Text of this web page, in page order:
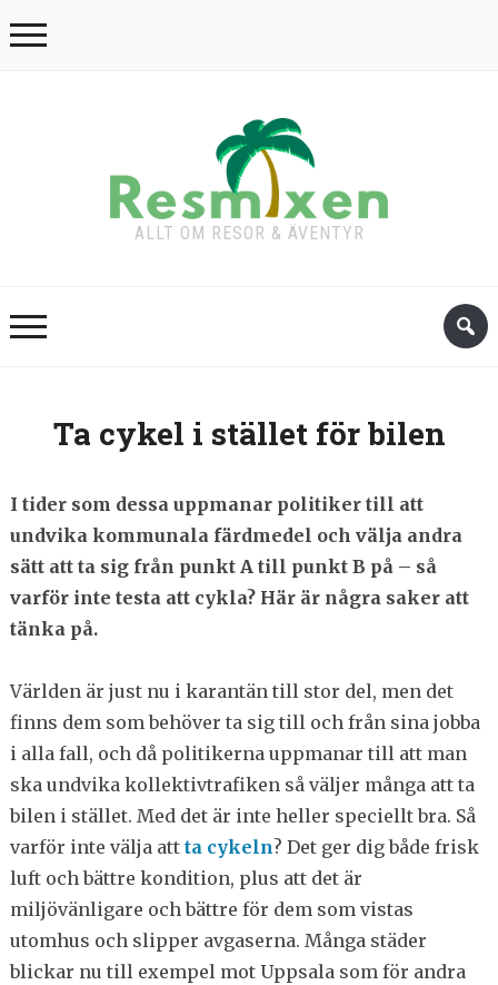
ALLT OM RESOR & ÄVENTYR
Ta cykel i stället för bilen
I tider som dessa uppmanar politiker till att
undvika kommunala färdmedel och välja andra
sätt att ta sig från punkt A till punkt B på – så
varför inte testa att cykla? Här är några saker att
tänka på.
Världen är just nu i karantän till stor del, men det
finns dem som behöver ta sig till och från sina jobba
i alla fall, och då politikerna uppmanar till att man
ska undvika kollektivtrafiken så väljer många att ta
bilen i stället. Med det är inte heller speciellt bra. Så
varför inte välja att ta cykeln? Det ger dig både frisk
luft och bättre kondition, plus att det är
miljövänligare och bättre för dem som vistas
utomhus och slipper avgaserna. Många städer
blickar nu till exempel mot Uppsala som för andra